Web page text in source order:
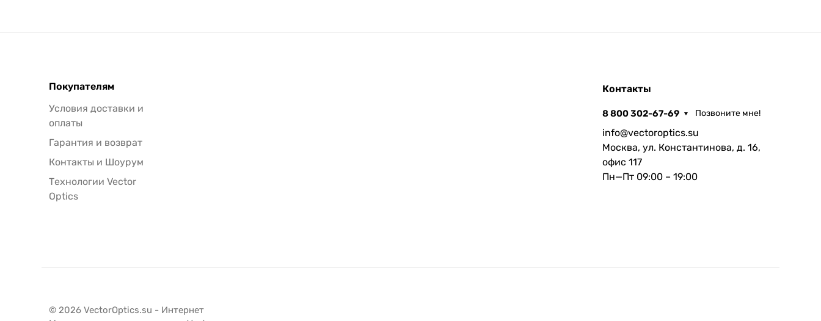
Покупателям
Условия доставки и
оплаты
Гарантия и возврат
Контакты и Шоурум
Технологии Vector
Optics
Контакты
8 800 302-67-69 Позвоните мне!
info@vectoroptics.su
Москва, ул. Константинова, д. 16,
офис 117
Пн—Пт 09:00 – 19:00
© 2026 VectorOptics.su - Интернет